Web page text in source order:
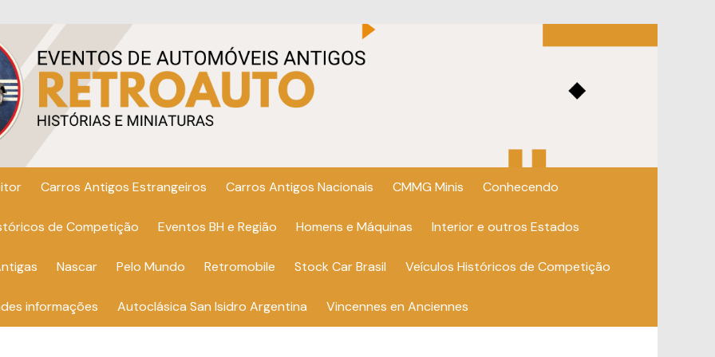
Carros Antigos Estrangeiros Carros Antigos Nacionais CMMG Minis Conhecendo
de Competição Eventos BH e Região Homens e Máquinas Interior e outros Estados
Nascar Pelo Mundo Retromobile Stock Car Brasil Veículos Históricos de Competição
informações Autoclásica San Isidro Argentina Vincennes en Anciennes